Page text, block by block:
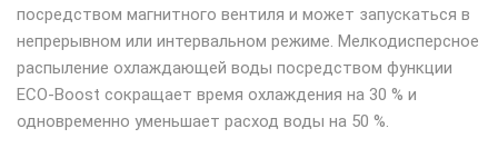
посредством магнитного вентиля и может запускаться в
непрерывном или интервальном режиме. Мелкодисперсное
распыление охлаждающей воды посредством функции
ECO-Boost сокращает время охлаждения на 30 % и
одновременно уменьшает расход воды на 50 %.